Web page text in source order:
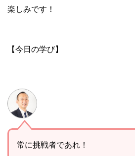
楽しみです！
【今日の学び】
常に挑戦者であれ！